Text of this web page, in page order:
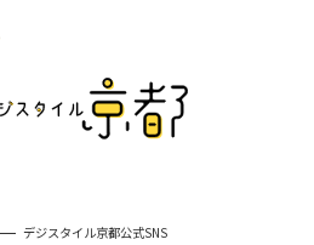
デジスタイル京都公式SNS